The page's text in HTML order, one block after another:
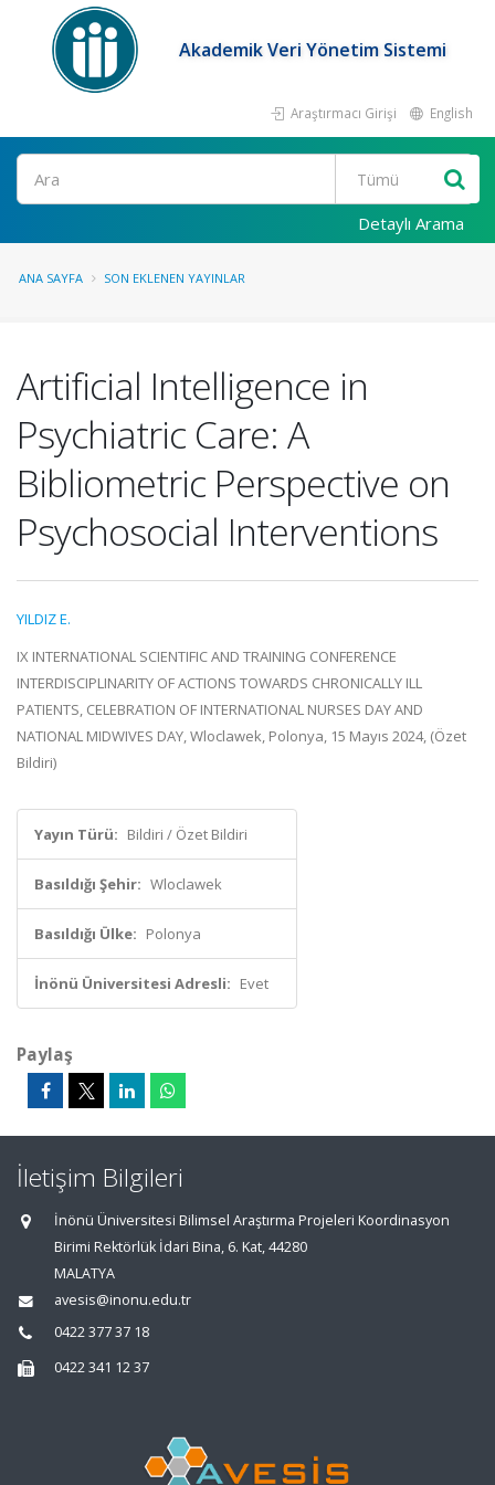
Akademik Veri Yönetim Sistemi
Araştırmacı Girişi English
Ara
Detaylı Arama
ANA SAYFA SON EKLENEN YAYINLAR
Artificial Intelligence in
Psychiatric Care: A
Bibliometric Perspective on
Psychosocial Interventions
YILDIZ E.
IX INTERNATIONAL SCIENTIFIC AND TRAINING CONFERENCE
INTERDISCIPLINARITY OF ACTIONS TOWARDS CHRONICALLY ILL
PATIENTS, CELEBRATION OF INTERNATIONAL NURSES DAY AND
NATIONAL MIDWIVES DAY, Wloclawek, Polonya, 15 Mayıs 2024, (Özet
Bildiri)
Yayın Türü: Bildiri / Özet Bildiri
Basıldığı Şehir: Wloclawek
Basıldığı Ülke: Polonya
İnönü Üniversitesi Adresli: Evet
Paylaş
İletişim Bilgileri
İnönü Üniversitesi Bilimsel Araştırma Projeleri Koordinasyon
Birimi Rektörlük İdari Bina, 6. Kat, 44280
MALATYA
avesis@inonu.edu.tr
0422 377 37 18
0422 341 12 37